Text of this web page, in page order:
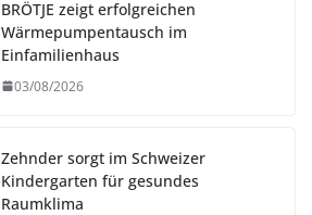
BRÖTJE zeigt erfolgreichen
Wärmepumpentausch im
Einfamilienhaus
03/08/2026
Zehnder sorgt im Schweizer
Kindergarten für gesundes
Raumklima